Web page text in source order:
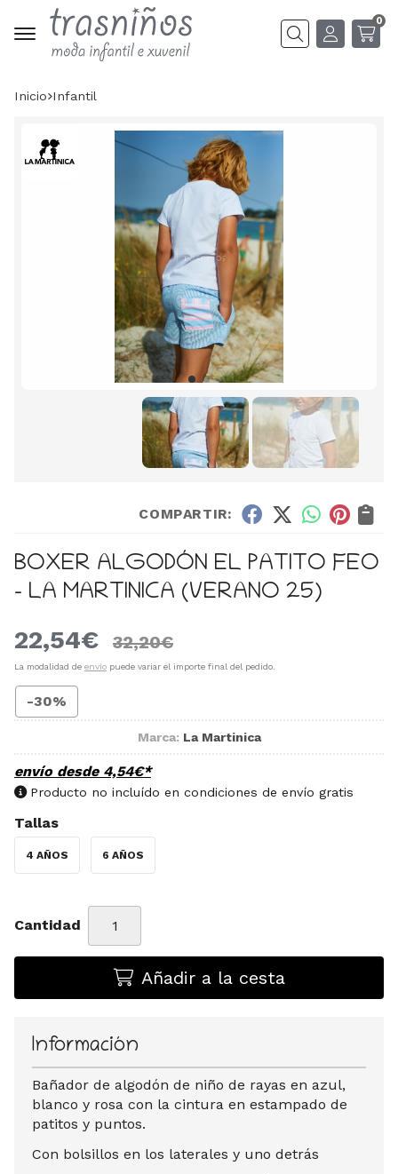
Buscar
0
Inicio infantil
COMPARTIR:
BOXER ALGODÓN EL PATITO FEO
- LA MARTINICA (VERANO 25)
22,54€ 32,20€
La modalidad de envío puede variar el importe final del pedido.
-30%
Marca: La Martinica
envío desde 4,54€*
Producto no incluído en condiciones de envío gratis
Tallas
4 AÑOS 6 AÑOS
Cantidad
Añadir a la cesta
Información
Bañador de algodón de niño de rayas en azul,
blanco y rosa con la cintura en estampado de
patitos y puntos.
Con bolsillos en los laterales y uno detrás